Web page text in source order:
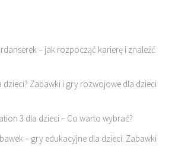
– jak rozpocząć karierę i znaleźć
dzieci? Zabawki i gry rozwojowe dla dzieci
3 dla dzieci – Co warto wybrać?
– gry edukacyjne dla dzieci. Zabawki